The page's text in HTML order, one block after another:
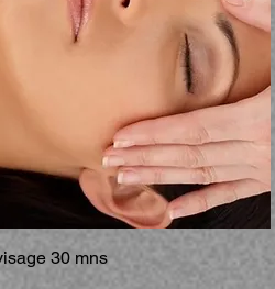
30 mns